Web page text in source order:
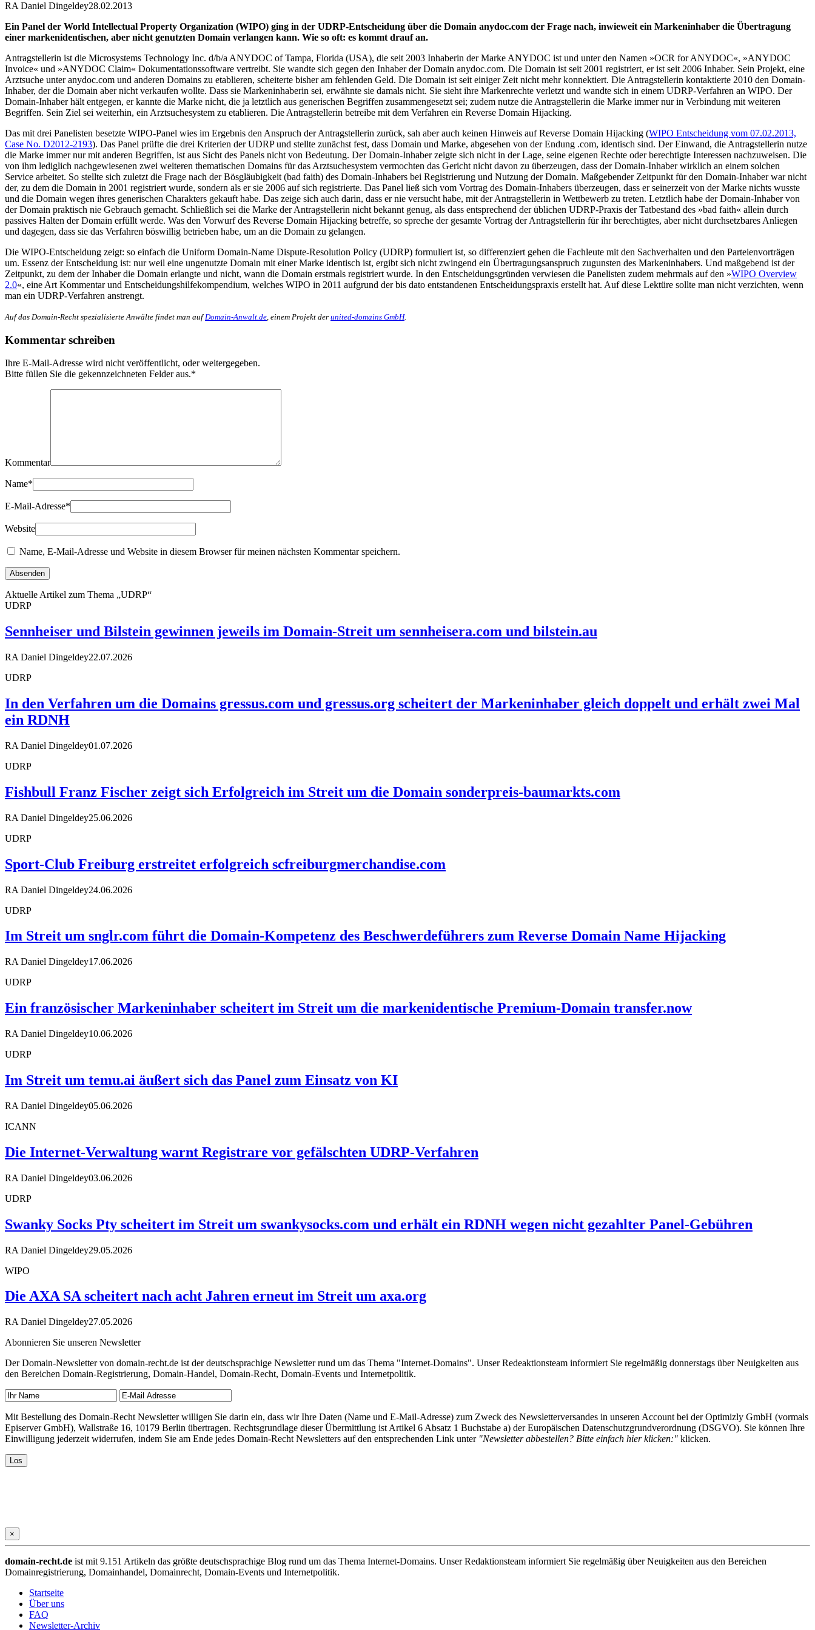
RA Daniel Dingeldey28.02.2013
Ein Panel der World Intellectual Property Organization (WIPO) ging in der UDRP-Entscheidung über die Domain anydoc.com der Frage nach, inwieweit ein Markeninhaber die Übertragung
einer markenidentischen, aber nicht genutzten Domain verlangen kann. Wie so oft: es kommt drauf an.
Antragstellerin ist die Microsystems Technology Inc. d/b/a ANYDOC of Tampa, Florida (USA), die seit 2003 Inhaberin der Marke ANYDOC ist und unter den Namen »OCR for ANYDOC«, »ANYDOC
Invoice« und »ANYDOC Claim« Dokumentationssoftware vertreibt. Sie wandte sich gegen den Inhaber der Domain anydoc.com. Die Domain ist seit 2001 registriert, er ist seit 2006 Inhaber. Sein Projekt, eine
Arztsuche unter anydoc.com und anderen Domains zu etablieren, scheiterte bisher am fehlenden Geld. Die Domain ist seit einiger Zeit nicht mehr konnektiert. Die Antragstellerin kontaktierte 2010 den Domain-
Inhaber, der die Domain aber nicht verkaufen wollte. Dass sie Markeninhaberin sei, erwähnte sie damals nicht. Sie sieht ihre Markenrechte verletzt und wandte sich in einem UDRP-Verfahren an WIPO. Der
Domain-Inhaber hält entgegen, er kannte die Marke nicht, die ja letztlich aus generischen Begriffen zusammengesetzt sei; zudem nutze die Antragstellerin die Marke immer nur in Verbindung mit weiteren
Begriffen. Sein Ziel sei weiterhin, ein Arztsuchesystem zu etablieren. Die Antragstellerin betreibe mit dem Verfahren ein Reverse Domain Hijacking.
Das mit drei Panelisten besetzte WIPO-Panel wies im Ergebnis den Anspruch der Antragstellerin zurück, sah aber auch keinen Hinweis auf Reverse Domain Hijacking (WIPO Entscheidung vom 07.02.2013,
Case No. D2012-2193). Das Panel prüfte die drei Kriterien der UDRP und stellte zunächst fest, dass Domain und Marke, abgesehen von der Endung .com, identisch sind. Der Einwand, die Antragstellerin nutze
die Marke immer nur mit anderen Begriffen, ist aus Sicht des Panels nicht von Bedeutung. Der Domain-Inhaber zeigte sich nicht in der Lage, seine eigenen Rechte oder berechtigte Interessen nachzuweisen. Die
von ihm lediglich nachgewiesenen zwei weiteren thematischen Domains für das Arztsuchesystem vermochten das Gericht nicht davon zu überzeugen, dass der Domain-Inhaber wirklich an einem solchen
Service arbeitet. So stellte sich zuletzt die Frage nach der Bösgläubigkeit (bad faith) des Domain-Inhabers bei Registrierung und Nutzung der Domain. Maßgebender Zeitpunkt für den Domain-Inhaber war nicht
der, zu dem die Domain in 2001 registriert wurde, sondern als er sie 2006 auf sich registrierte. Das Panel ließ sich vom Vortrag des Domain-Inhabers überzeugen, dass er seinerzeit von der Marke nichts wusste
und die Domain wegen ihres generischen Charakters gekauft habe. Das zeige sich auch darin, dass er nie versucht habe, mit der Antragstellerin in Wettbewerb zu treten. Letztlich habe der Domain-Inhaber von
der Domain praktisch nie Gebrauch gemacht. Schließlich sei die Marke der Antragstellerin nicht bekannt genug, als dass entsprechend der üblichen UDRP-Praxis der Tatbestand des »bad faith« allein durch
passives Halten der Domain erfüllt werde. Was den Vorwurf des Reverse Domain Hijacking betreffe, so spreche der gesamte Vortrag der Antragstellerin für ihr berechtigtes, aber nicht durchsetzbares Anliegen
und dagegen, dass sie das Verfahren böswillig betrieben habe, um an die Domain zu gelangen.
Die WIPO-Entscheidung zeigt: so einfach die Uniform Domain-Name Dispute-Resolution Policy (UDRP) formuliert ist, so differenziert gehen die Fachleute mit den Sachverhalten und den Parteienvorträgen
um. Essenz der Entscheidung ist: nur weil eine ungenutzte Domain mit einer Marke identisch ist, ergibt sich nicht zwingend ein Übertragungsanspruch zugunsten des Markeninhabers. Und maßgebend ist der
Zeitpunkt, zu dem der Inhaber die Domain erlangte und nicht, wann die Domain erstmals registriert wurde. In den Entscheidungsgründen verwiesen die Panelisten zudem mehrmals auf den »WIPO Overview
2.0«, eine Art Kommentar und Entscheidungshilfekompendium, welches WIPO in 2011 aufgrund der bis dato entstandenen Entscheidungspraxis erstellt hat. Auf diese Lektüre sollte man nicht verzichten, wenn
man ein UDRP-Verfahren anstrengt.
Auf das Domain-Recht spezialisierte Anwälte findet man auf Domain-Anwalt.de , einem Projekt der united-domains GmbH.
Kommentar schreiben
Ihre E-Mail-Adresse wird nicht veröffentlicht, oder weitergegeben.
Bitte füllen Sie die gekennzeichneten Felder aus.*
Kommentar
Name*
E-Mail-Adresse*
Website
Name, E-Mail-Adresse und Website in diesem Browser für meinen nächsten Kommentar speichern.
Aktuelle Artikel zum Thema „UDRP“
UDRP
Sennheiser und Bilstein gewinnen jeweils im Domain-Streit um sennheisera.com und bilstein.au
RA Daniel Dingeldey22.07.2026
UDRP
In den Verfahren um die Domains gressus.com und gressus.org scheitert der Markeninhaber gleich doppelt und erhält zwei Mal
ein RDNH
RA Daniel Dingeldey01.07.2026
UDRP
Fishbull Franz Fischer zeigt sich Erfolgreich im Streit um die Domain sonderpreis-baumarkts.com
RA Daniel Dingeldey25.06.2026
UDRP
Sport-Club Freiburg erstreitet erfolgreich scfreiburgmerchandise.com
RA Daniel Dingeldey24.06.2026
UDRP
Im Streit um snglr.com führt die Domain-Kompetenz des Beschwerdeführers zum Reverse Domain Name Hijacking
RA Daniel Dingeldey17.06.2026
UDRP
Ein französischer Markeninhaber scheitert im Streit um die markenidentische Premium-Domain transfer.now
RA Daniel Dingeldey10.06.2026
UDRP
Im Streit um temu.ai äußert sich das Panel zum Einsatz von KI
RA Daniel Dingeldey05.06.2026
ICANN
Die Internet-Verwaltung warnt Registrare vor gefälschten UDRP-Verfahren
RA Daniel Dingeldey03.06.2026
UDRP
Swanky Socks Pty scheitert im Streit um swankysocks.com und erhält ein RDNH wegen nicht gezahlter Panel-Gebühren
RA Daniel Dingeldey29.05.2026
WIPO
Die AXA SA scheitert nach acht Jahren erneut im Streit um axa.org
RA Daniel Dingeldey27.05.2026
Abonnieren Sie unseren Newsletter
Der Domain-Newsletter von domain-recht.de ist der deutschsprachige Newsletter rund um das Thema "Internet-Domains". Unser Redeaktionsteam informiert Sie regelmäßig donnerstags über Neuigkeiten aus
den Bereichen Domain-Registrierung, Domain-Handel, Domain-Recht, Domain-Events und Internetpolitik.
Mit Bestellung des Domain-Recht Newsletter willigen Sie darin ein, dass wir Ihre Daten (Name und E-Mail-Adresse) zum Zweck des Newsletterversandes in unseren Account bei der Optimizly GmbH (vormals
Episerver GmbH), Wallstraße 16, 10179 Berlin übertragen. Rechtsgrundlage dieser Übermittlung ist Artikel 6 Absatz 1 Buchstabe a) der Europäischen Datenschutzgrundverordnung (DSGVO). Sie können Ihre
Einwilligung jederzeit widerrufen, indem Sie am Ende jedes Domain-Recht Newsletters auf den entsprechenden Link unter "Newsletter abbestellen? Bitte einfach hier klicken:" klicken.
×
domain-recht.de ist mit 9.151 Artikeln das größte deutschsprachige Blog rund um das Thema Internet-Domains. Unser Redaktionsteam informiert Sie regelmäßig über Neuigkeiten aus den Bereichen
Domainregistrierung, Domainhandel, Domainrecht, Domain-Events und Internetpolitik.
Startseite
Über uns
FAQ
Newsletter-Archiv